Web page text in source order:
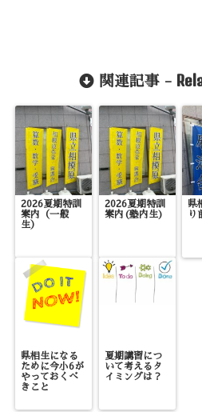
関連記事 -
2026夏期特訓
案内（一般
生）
2026夏期特訓
案内(塾内生)
県
り
県相生になる
ために今小6が
やっておくべ
きこと
夏期講習につ
いて考えるタ
イミングは？